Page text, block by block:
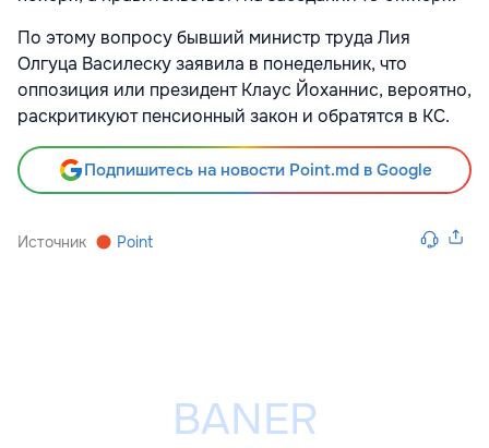
По этому вопросу бывший министр труда Лия
Олгуца Василеску заявила в понедельник, что
оппозиция или президент Клаус Йоханнис, вероятно,
раскритикуют пенсионный закон и обратятся в КС.
Подпишитесь на новости Point.md в Google
Источник Point